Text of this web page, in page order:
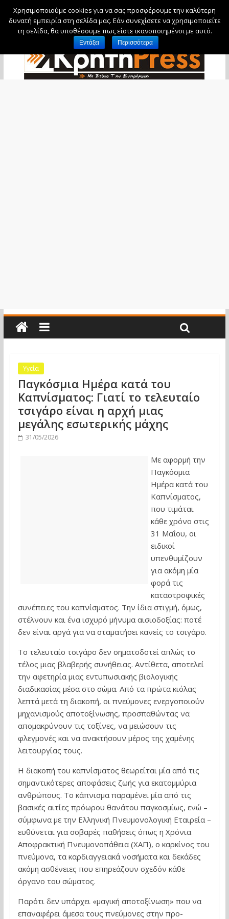
Παρασκευή, 7 Αυγούστου, 2026
Υγεία
Παγκόσμια Ημέρα κατά του
Καπνίσματος: Γιατί το τελευταίο
τσιγάρο είναι η αρχή μιας
μεγάλης εσωτερικής μάχης
31/05/2026
Με αφορμή την
Παγκόσμια
Ημέρα κατά του
Καπνίσματος,
που τιμάται
κάθε χρόνο στις
31 Μαΐου, οι
ειδικοί
υπενθυμίζουν
για ακόμη μία
φορά τις
καταστροφικές
συνέπειες του καπνίσματος. Την ίδια στιγμή, όμως,
στέλνουν και ένα ισχυρό μήνυμα αισιοδοξίας: ποτέ
δεν είναι αργά για να σταματήσει κανείς το τσιγάρο.
Το τελευταίο τσιγάρο δεν σηματοδοτεί απλώς το
τέλος μιας βλαβερής συνήθειας. Αντίθετα, αποτελεί
την αφετηρία μιας εντυπωσιακής βιολογικής
διαδικασίας μέσα στο σώμα. Από τα πρώτα κιόλας
λεπτά μετά τη διακοπή, οι πνεύμονες ενεργοποιούν
μηχανισμούς αποτοξίνωσης, προσπαθώντας να
απομακρύνουν τις τοξίνες, να μειώσουν τις
φλεγμονές και να ανακτήσουν μέρος της χαμένης
λειτουργίας τους.
Η διακοπή του καπνίσματος θεωρείται μία από τις
σημαντικότερες αποφάσεις ζωής για εκατομμύρια
ανθρώπους. Το κάπνισμα παραμένει μία από τις
βασικές αιτίες πρόωρου θανάτου παγκοσμίως, ενώ –
σύμφωνα με την Ελληνική Πνευμονολογική Εταιρεία –
ευθύνεται για σοβαρές παθήσεις όπως η Χρόνια
Αποφρακτική Πνευμονοπάθεια (ΧΑΠ), ο καρκίνος του
πνεύμονα, τα καρδιαγγειακά νοσήματα και δεκάδες
ακόμη ασθένειες που επηρεάζουν σχεδόν κάθε
όργανο του σώματος.
Παρότι δεν υπάρχει «μαγική αποτοξίνωση» που να
επαναφέρει άμεσα τους πνεύμονες στην προ-
Χρησιμοποιούμε cookies για να σας προσφέρουμε την καλύτερη
δυνατή εμπειρία στη σελίδα μας. Εάν συνεχίσετε να χρησιμοποιείτε
τη σελίδα, θα υποθέσουμε πως είστε ικανοποιημένοι με αυτό.
Εντάξει Περισσότερα